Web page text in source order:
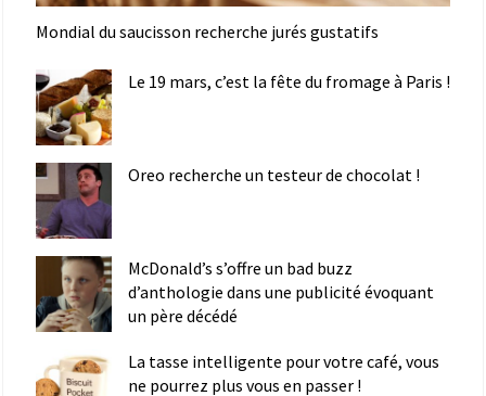
Mondial du saucisson recherche jurés gustatifs
Le 19 mars, c’est la fête du fromage à Paris !
Oreo recherche un testeur de chocolat !
McDonald’s s’offre un bad buzz
d’anthologie dans une publicité évoquant
un père décédé
La tasse intelligente pour votre café, vous
ne pourrez plus vous en passer !